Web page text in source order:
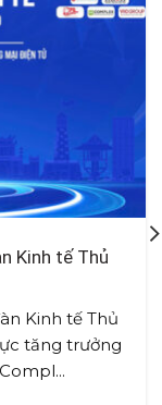
Kinh tế Thủ
Kinh tế Thủ
tăng trưởng